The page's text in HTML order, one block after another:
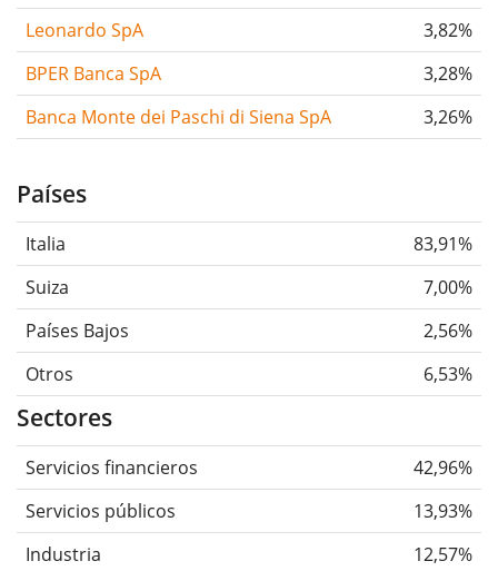
Leonardo SpA
3,82%
BPER Banca SpA
3,28%
Banca Monte dei Paschi di Siena SpA
3,26%
Países
Italia
83,91%
Suiza
7,00%
Países Bajos
2,56%
Otros
6,53%
Sectores
Servicios financieros
42,96%
Servicios públicos
13,93%
Industria
12,57%